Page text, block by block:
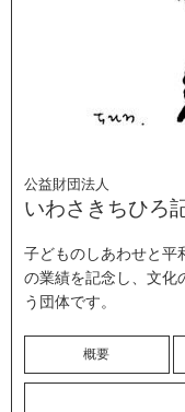
公益財団法人
いわさきちひろ
子どものしあわせと平
の業績を記念し、文化
う団体です。
概要